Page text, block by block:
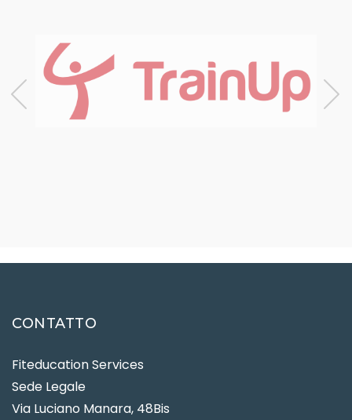
CONTATTO
Fiteducation Services
Sede Legale
Via Luciano Manara, 48Bis